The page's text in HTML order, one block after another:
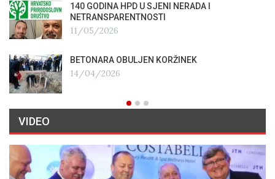
140 GODINA HPD U SJENI NERADA I
NETRANSPARENTNOSTI
11/05/2026
BETONARA OBULJEN KORŽINEK
14/04/2026
VIDEO